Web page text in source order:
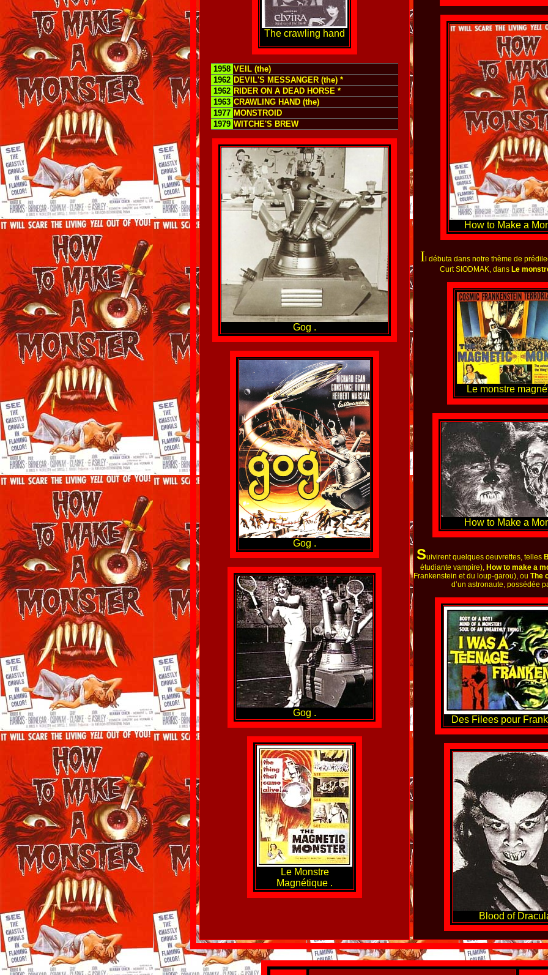
The crawling hand
1958 VEIL (the)
1962 DEVIL'S MESSANGER (the) *
1962 RIDER ON A DEAD HORSE *
1963 CRAWLING HAND (the)
1977 MONSTROID
1979 WITCHE'S BREW
Gog .
Gog .
Gog .
Le Monstre
Magnétique .
How to Make a
Il débuta dans notre thème de
Curt SIODMAK, dans Le
Le monstre
How to Make a
Suivirent quelques oeuvrettes, telles
étudiante vampire), How to make a
Frankenstein et du loup-garou), ou The
d’un astronaute, possédée
Des Filees pour
Blood of